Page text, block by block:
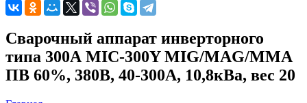
Сварочный аппарат инверторного
типа 300А MIC-300Y MIG/MAG/MMA
ПВ 60%, 380В, 40-300А, 10,8кВа, вес 20